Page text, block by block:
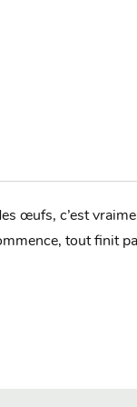
œufs, c’est
tout finit